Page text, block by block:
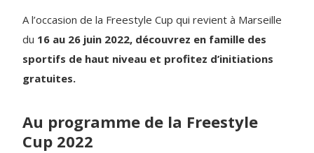
A l’occasion de la Freestyle Cup qui revient à Marseille
du 16 au 26 juin 2022, découvrez en famille des
sportifs de haut niveau et profitez d’initiations
gratuites.
Au programme de la Freestyle
Cup 2022